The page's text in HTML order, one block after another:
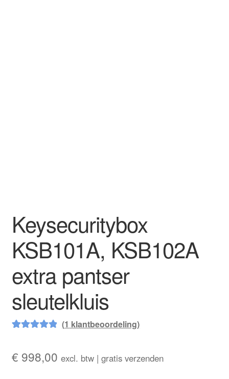
Keysecuritybox
KSB101A, KSB102A
extra pantser
sleutelkluis
gebaseerd op
(1 klantbeoordeling)
€ 998,00 excl. btw | gratis verzenden